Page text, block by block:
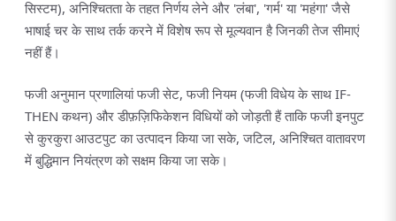
सिस्टम), अनिश्चितता के तहत निर्णय लेने और 'लंबा', 'गर्म' या 'महंगा' जैसे
भाषाई चर के साथ तर्क करने में विशेष रूप से मूल्यवान है जिनकी तेज सीमाएं
नहीं हैं।
फजी अनुमान प्रणालियां फजी सेट, फजी नियम (फजी विधेय के साथ IF-
THEN कथन) और डीफ़ज़िफिकेशन विधियों को जोड़ती हैं ताकि फजी इनपुट
से कुरकुरा आउटपुट का उत्पादन किया जा सके, जटिल, अनिश्चित वातावरण
में बुद्धिमान नियंत्रण को सक्षम किया जा सके।